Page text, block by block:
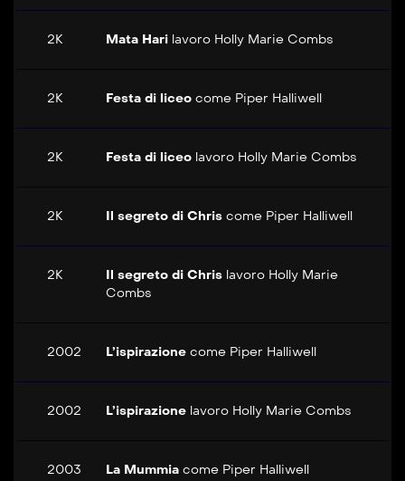
2K Mata Hari lavoro Holly Marie Combs
2K Festa di liceo come Piper Halliwell
2K Festa di liceo lavoro Holly Marie Combs
2K Il segreto di Chris come Piper Halliwell
2K Il segreto di Chris lavoro Holly Marie
Combs
2002 L’ispirazione come Piper Halliwell
2002 L’ispirazione lavoro Holly Marie Combs
2003 La Mummia come Piper Halliwell